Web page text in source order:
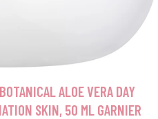
ALOE VERA DAY
SKIN, 50 ML GARNIER